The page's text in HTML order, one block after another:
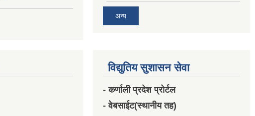
अन्य
विद्युतिय सुशासन सेवा
- कर्णाली प्रदेश प्रोर्टल
- वेबसाईट(स्थानीय तह)